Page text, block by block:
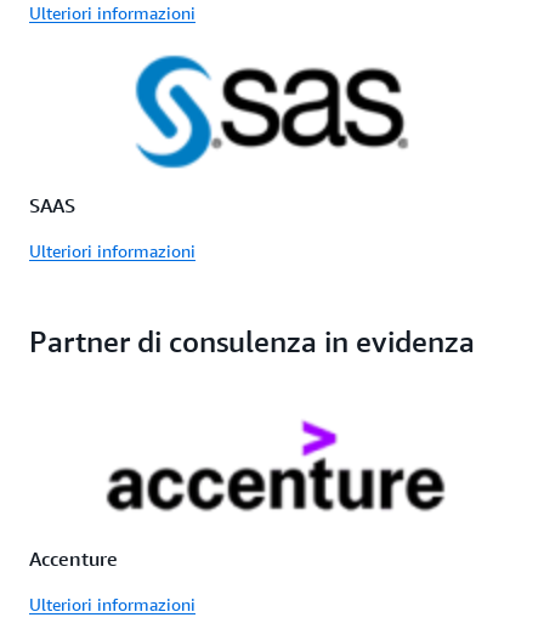
Ulteriori informazioni
SAAS
Ulteriori informazioni
Partner di consulenza in evidenza
Accenture
Ulteriori informazioni